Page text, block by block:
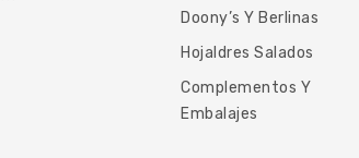
Doony’s Y Berlinas
Hojaldres Salados
Complementos Y
Embalajes